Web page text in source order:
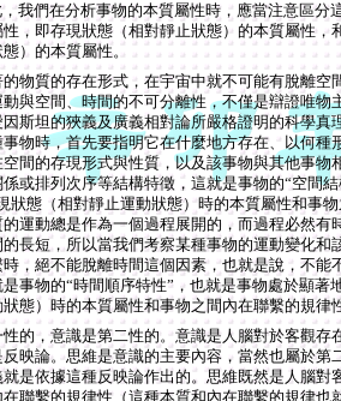
我們在分析事物的本質屬性時，應當注意區分
，即存現狀態（相對靜止狀態）的本質屬性，
）的本質屬性。
物質的存在形式，在宇宙中就不可能有脫離空
與空間、時間的不可分離性，不僅是辯證唯物
斯坦的狹義及廣義相對論所嚴格證明的科學真
物時，首先要指明它在什麼地方存在、以何種
間的存現形式與性質，以及該事物與其他事物
或排列次序等結構特徵，這就是事物的“空間
狀態（相對靜止運動狀態）時的本質屬性和事物
運動總是作為一個過程展開的，而過程必然有
長短，所以當我們考察某種事物的運動變化和
，絕不能脫離時間這個因素，也就是說，不能
事物的“時間順序特性”，也就是事物處於顯著
態）時的本質屬性和事物之間內在聯繫的規律
的，意識是第二性的。意識是人腦對於客觀存
映論。思維是意識的主要內容，當然也屬於第
是依據這種反映論作出的。思維既然是人腦對
聯繫的規律性（這種本質和內在聯繫的規律也